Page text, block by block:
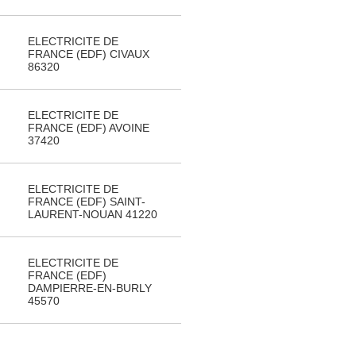
ELECTRICITE DE
FRANCE (EDF) CIVAUX
86320
ELECTRICITE DE
FRANCE (EDF) AVOINE
37420
ELECTRICITE DE
FRANCE (EDF) SAINT-
LAURENT-NOUAN 41220
ELECTRICITE DE
FRANCE (EDF)
DAMPIERRE-EN-BURLY
45570